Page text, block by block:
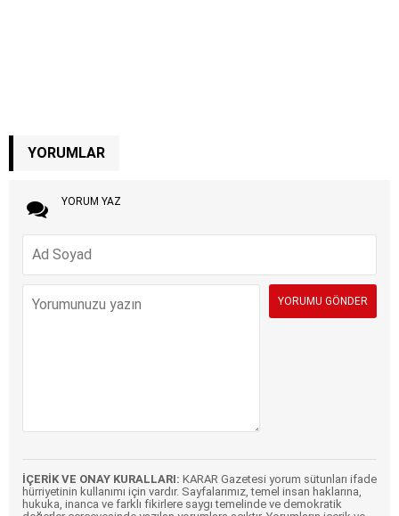
YORUMLAR
YORUM YAZ
İÇERİK VE ONAY KURALLARI: KARAR Gazetesi yorum sütunları ifade
hürriyetinin kullanımı için vardır. Sayfalarımız, temel insan haklarına,
hukuka, inanca ve farklı fikirlere saygı temelinde ve demokratik